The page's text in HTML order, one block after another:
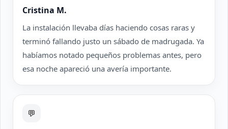
Cristina M.
La instalación llevaba días haciendo cosas raras y
terminó fallando justo un sábado de madrugada. Ya
habíamos notado pequeños problemas antes, pero
esa noche apareció una avería importante.
💬